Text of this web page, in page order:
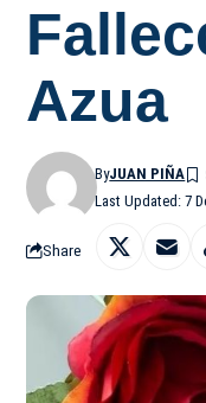
Azua
Last Updated: 7
ByJUAN PIÑA
Share